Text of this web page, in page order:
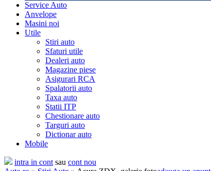
Service Auto
Anvelope
Masini noi
Utile
Stiri auto
Sfaturi utile
Dealeri auto
Magazine piese
Asigurari RCA
Spalatorii auto
Taxa auto
Statii ITP
Chestionare auto
Targuri auto
Dictionar auto
Mobile
intra in cont sau cont nou